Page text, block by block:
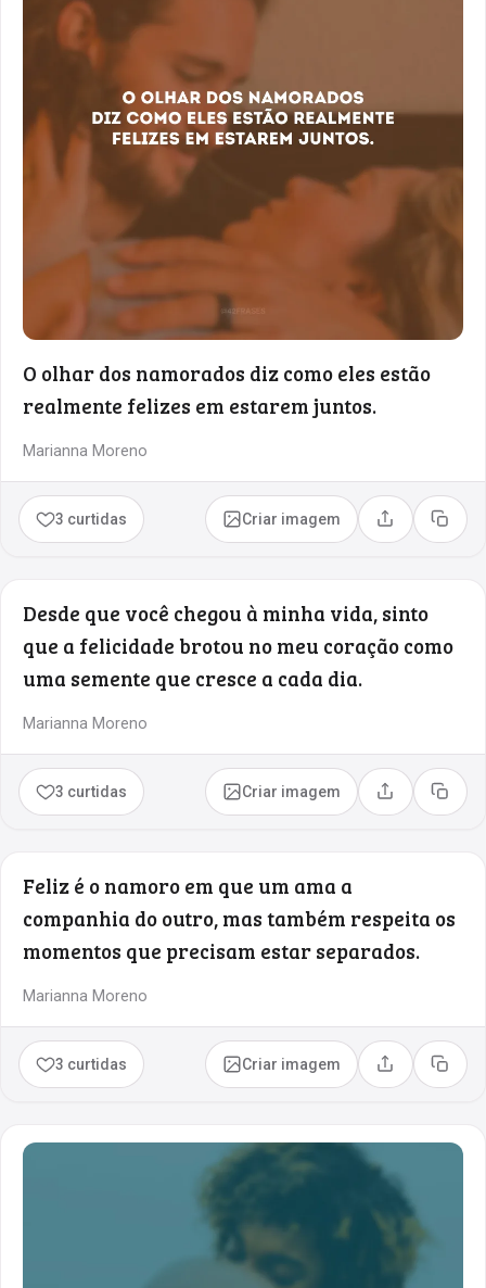
O olhar dos namorados diz como eles estão
realmente felizes em estarem juntos.
Marianna Moreno
3 curtidas Criar imagem Compartilhar
Copiar
Desde que você chegou à minha vida, sinto
que a felicidade brotou no meu coração como
uma semente que cresce a cada dia.
Marianna Moreno
3 curtidas Criar imagem Compartilhar
Copiar
Feliz é o namoro em que um ama a
companhia do outro, mas também respeita os
momentos que precisam estar separados.
Marianna Moreno
3 curtidas Criar imagem Compartilhar
Copiar